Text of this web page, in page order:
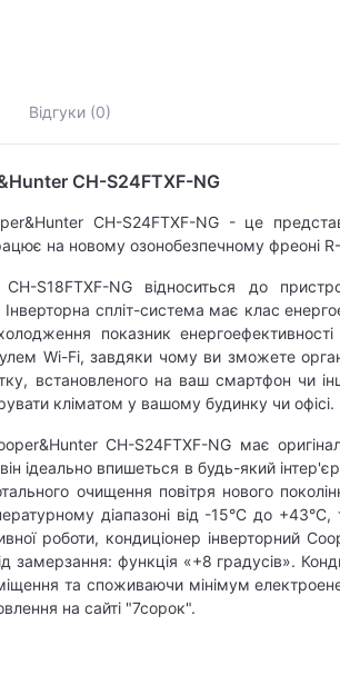
Відгуки (0)
CH-S24FTXF-NG
CH-S24FTXF-NG - це
на новому озонобезпечному фреоні
S18FTXF-NG відноситься до
спліт-система має клас
показник
Wi-Fi, завдяки чому ви зможете
встановленого на ваш смартфон чи
кліматом у вашому будинку чи офісі.
CH-S24FTXF-NG має
ідеально впишеться в будь-який
очищення повітря нового
діапазоні від -15°С до +43°С,
роботи, кондиціонер інверторний
замерзання: функція «+8 градусів».
та споживаючи мінімум
на сайті "7сорок".